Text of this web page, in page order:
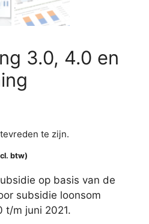
3.0, 4.0 en
te zijn.
btw)
op basis van de
subsidie loonsom
t/m juni 2021.